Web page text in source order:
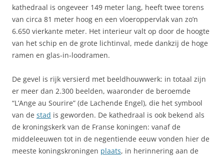
kathedraal is ongeveer 149 meter lang, heeft twee torens
van circa 81 meter hoog en een vloeroppervlak van zo’n
6.650 vierkante meter. Het interieur valt op door de hoogte
van het schip en de grote lichtinval, mede dankzij de hoge
ramen en glas-in-loodramen.
De gevel is rijk versierd met beeldhouwwerk: in totaal zijn
er meer dan 2.300 beelden, waaronder de beroemde
“L’Ange au Sourire” (de Lachende Engel), die het symbool
van de stad is geworden. De kathedraal is ook bekend als
de kroningskerk van de Franse koningen: vanaf de
middeleeuwen tot in de negentiende eeuw vonden hier de
meeste koningskroningen plaats, in herinnering aan de